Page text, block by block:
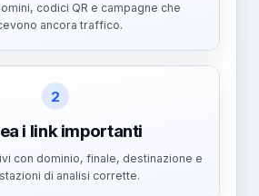
codici QR e campagne che
ancora traffico.
2
i link importanti
con dominio, finale, destinazione e
di analisi corrette.